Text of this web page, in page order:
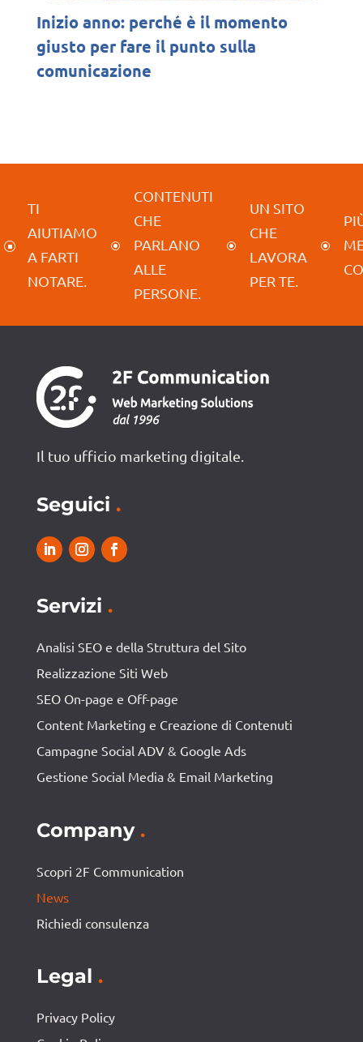
Inizio anno: perché è il momento
giusto per fare il punto sulla
comunicazione
]
TI
AIUTIAMO
A FARTI
NOTARE.
\
CONTENUTI
CHE
PARLANO
ALLE
PERSONE.
\
UN SITO
CHE
LAVORA
PER TE.
\
Il tuo ufficio marketing digitale.
Seguici .
Servizi .
Analisi SEO e della Struttura del Sito
Realizzazione Siti Web
SEO On-page e Off-page
Content Marketing e Creazione di Contenuti
Campagne Social ADV & Google Ads
Gestione Social Media & Email Marketing
Company .
Scopri 2F Communication
News
Richiedi consulenza
Legal .
Privacy Policy